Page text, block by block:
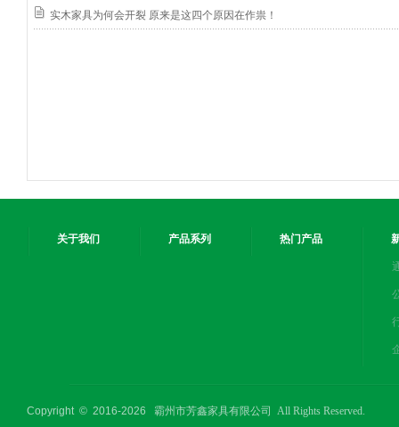
实木家具为何会开裂 原来是这四个原因在作祟！
关于我们 产品系列 热门产品
Copyright © 2016-2026
霸州市芳鑫家具有限公司 All Rights Reserved.